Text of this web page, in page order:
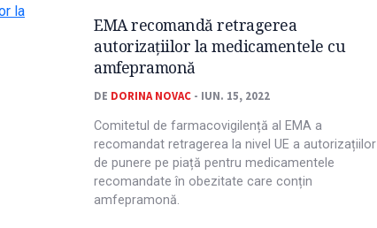
EMA recomandă retragerea
autorizațiilor la medicamentele cu
amfepramonă
DE DORINA NOVAC - IUN. 15, 2022
Comitetul de farmacovigilență al EMA a
recomandat retragerea la nivel UE a autorizațiilor
de punere pe piață pentru medicamentele
recomandate în obezitate care conțin
amfepramonă.